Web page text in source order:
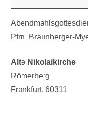
Pfrn. Braunberger-
Alte Nikolaikirche
Römerberg
Frankfurt,60311